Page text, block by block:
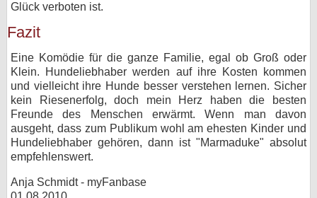
Glück verboten ist.
Fazit
Eine Komödie für die ganze Familie, egal ob Groß oder
Klein. Hundeliebhaber werden auf ihre Kosten kommen
und vielleicht ihre Hunde besser verstehen lernen. Sicher
kein Riesenerfolg, doch mein Herz haben die besten
Freunde des Menschen erwärmt. Wenn man davon
ausgeht, dass zum Publikum wohl am ehesten Kinder und
Hundeliebhaber gehören, dann ist "Marmaduke" absolut
empfehlenswert.
Anja Schmidt - myFanbase